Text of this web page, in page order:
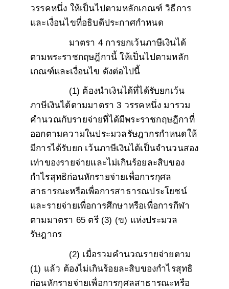
วรรคหนึ่ง ให้เป็นไปตามหลักเกณฑ์ วิธีการ
และเงื่อนไขที่อธิบดีประกาศกำหนด
มาตรา 4 การยกเว้นภาษีเงินได้
ตามพระราชกฤษฎีกานี้ ให้เป็นไปตามหลัก
เกณฑ์และเงื่อนไข ดังต่อไปนี้
(1) ต้องนำเงินได้ที่ได้รับยกเว้น
ภาษีเงินได้ตามมาตรา 3 วรรคหนึ่ง มารวม
คำนวณกับรายจ่ายที่ได้มีพระราชกฤษฎีกาที่
ออกตามความในประมวลรัษฎากรกำหนดให้
มีการได้รับยก เว้นภาษีเงินได้เป็นจำนวนสอง
เท่าของรายจ่ายและไม่เกินร้อยละสิบของ
กำไรสุทธิก่อนหักรายจ่ายเพื่อการกุศล
สาธารณะหรือเพื่อการสาธารณประโยชน์
และรายจ่ายเพื่อการศึกษาหรือเพื่อการกีฬา
ตามมาตรา 65 ตรี (3) (ข) แห่งประมวล
รัษฎากร
(2) เมื่อรวมคำนวณรายจ่ายตาม
(1) แล้ว ต้องไม่เกินร้อยละสิบของกำไรสุทธิ
ก่อนหักรายจ่ายเพื่อการกุศลสาธารณะหรือ